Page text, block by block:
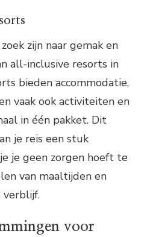
zijn naar gemak en
all-inclusive resorts in
bieden accommodatie,
vaak ook activiteiten en
in één pakket. Dit
je reis een stuk
je geen zorgen hoeft te
van maaltijden en
verblijf.
voor